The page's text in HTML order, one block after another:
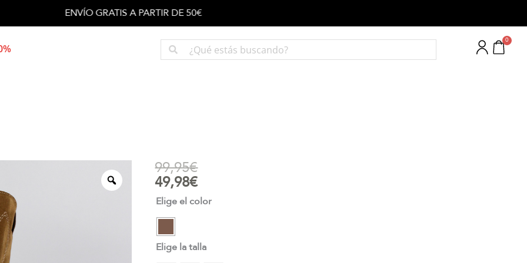
ENVÍO GRATIS A PARTIR DE 50€
99,95€
49,98€
Elige el color
Elige la talla